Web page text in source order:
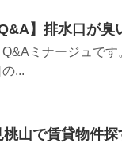
】排水口が臭
Q&Aミナージュで
...
桃山で賃貸物件